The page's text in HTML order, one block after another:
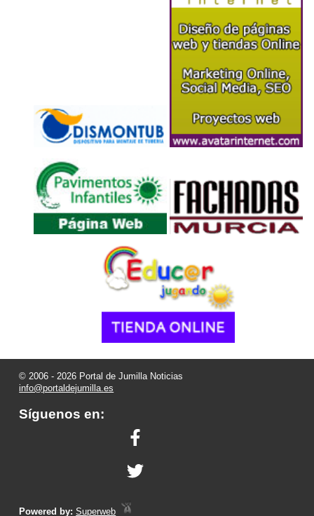
© 2006 - 2026 Portal de Jumilla Noticias
info@portaldejumilla.es
Síguenos en:
Powered by:Superweb